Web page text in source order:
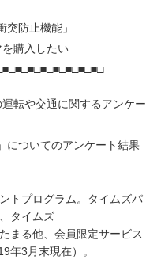
防止機能」
購入したい
転や交通に関するアンケー
についてのアンケート結果
トプログラム。タイムズパ
タイムズ
まる他、会員限定サービス
年3月末現在）。